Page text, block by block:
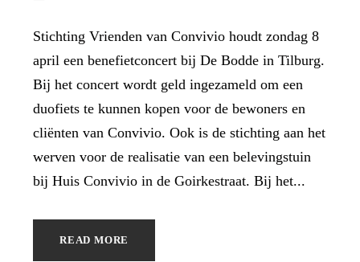
Stichting Vrienden van Convivio houdt zondag 8
april een benefietconcert bij De Bodde in Tilburg.
Bij het concert wordt geld ingezameld om een
duofiets te kunnen kopen voor de bewoners en
cliënten van Convivio. Ook is de stichting aan het
werven voor de realisatie van een belevingstuin
bij Huis Convivio in de Goirkestraat. Bij het...
READ MORE